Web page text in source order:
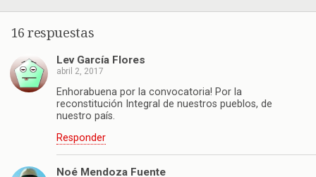
16 respuestas
Lev García Flores
abril 2, 2017
Enhorabuena por la convocatoria! Por la
reconstitución Integral de nuestros pueblos, de
nuestro país.
Responder
Noé Mendoza Fuente